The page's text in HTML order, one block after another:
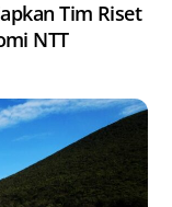
Tim Riset
NTT